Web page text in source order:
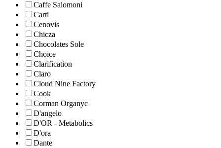
Caffe Salomoni
Carti
Cenovis
Chicza
Chocolates Sole
Choice
Clarification
Claro
Cloud Nine Factory
Cook
Corman Organyc
D'angelo
D'OR - Metabolics
D'ora
Dante